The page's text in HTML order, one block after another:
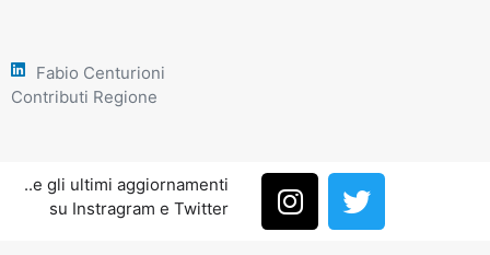
Fabio Centurioni
Contributi Regione
..e gli ultimi aggiornamenti
su Instragram e Twitter